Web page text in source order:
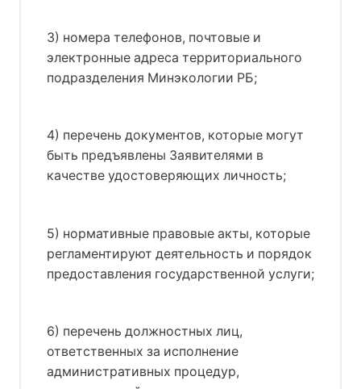
3) номера телефонов, почтовые и
электронные адреса территориального
подразделения Минэкологии РБ;
4) перечень документов, которые могут
быть предъявлены Заявителями в
качестве удостоверяющих личность;
5) нормативные правовые акты, которые
регламентируют деятельность и порядок
предоставления государственной услуги;
6) перечень должностных лиц,
ответственных за исполнение
административных процедур,